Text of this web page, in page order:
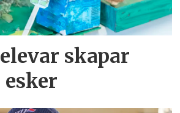
skapar